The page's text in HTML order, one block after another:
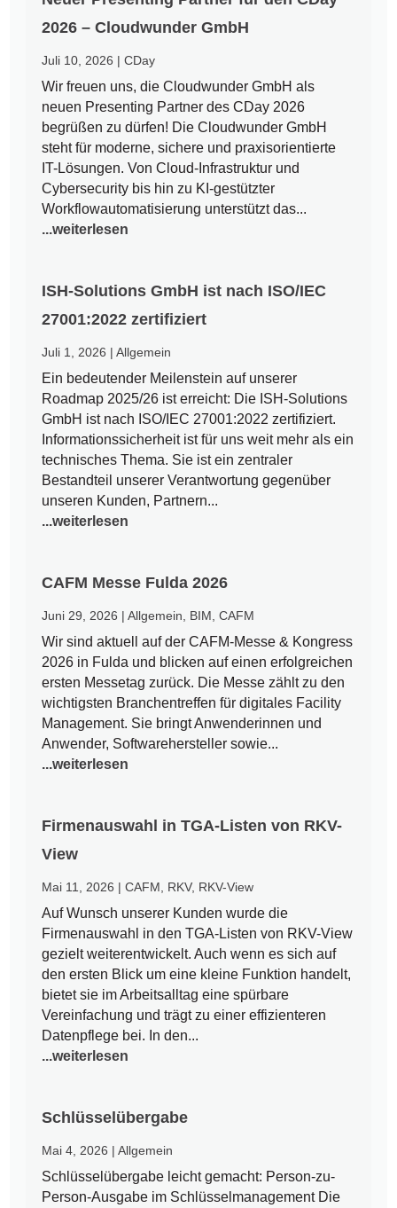
2026 – Cloudwunder GmbH
Juli 10, 2026 |CDay
Wir freuen uns, die Cloudwunder GmbH als
neuen Presenting Partner des CDay 2026
begrüßen zu dürfen! Die Cloudwunder GmbH
steht für moderne, sichere und praxisorientierte
IT-Lösungen. Von Cloud-Infrastruktur und
Cybersecurity bis hin zu KI-gestützter
Workflowautomatisierung unterstützt das...
...weiterlesen
ISH-Solutions GmbH ist nach ISO/IEC
27001:2022 zertifiziert
Juli 1, 2026 |Allgemein
Ein bedeutender Meilenstein auf unserer
Roadmap 2025/26 ist erreicht: Die ISH-Solutions
GmbH ist nach ISO/IEC 27001:2022 zertifiziert.
Informationssicherheit ist für uns weit mehr als ein
technisches Thema. Sie ist ein zentraler
Bestandteil unserer Verantwortung gegenüber
unseren Kunden, Partnern...
...weiterlesen
CAFM Messe Fulda 2026
Juni 29, 2026 |Allgemein BIM ,CAFM
Wir sind aktuell auf der CAFM-Messe & Kongress
2026 in Fulda und blicken auf einen erfolgreichen
ersten Messetag zurück. Die Messe zählt zu den
wichtigsten Branchentreffen für digitales Facility
Management. Sie bringt Anwenderinnen und
Anwender, Softwarehersteller sowie...
...weiterlesen
Firmenauswahl in TGA-Listen von RKV-
View
Mai 11, 2026 |CAFM RKV, RKV-View
Auf Wunsch unserer Kunden wurde die
Firmenauswahl in den TGA-Listen von RKV-View
gezielt weiterentwickelt. Auch wenn es sich auf
den ersten Blick um eine kleine Funktion handelt,
bietet sie im Arbeitsalltag eine spürbare
Vereinfachung und trägt zu einer effizienteren
Datenpflege bei. In den...
...weiterlesen
Schlüsselübergabe
Mai 4, 2026 |Allgemein
Schlüsselübergabe leicht gemacht: Person-zu-
Person-Ausgabe im Schlüsselmanagement Die